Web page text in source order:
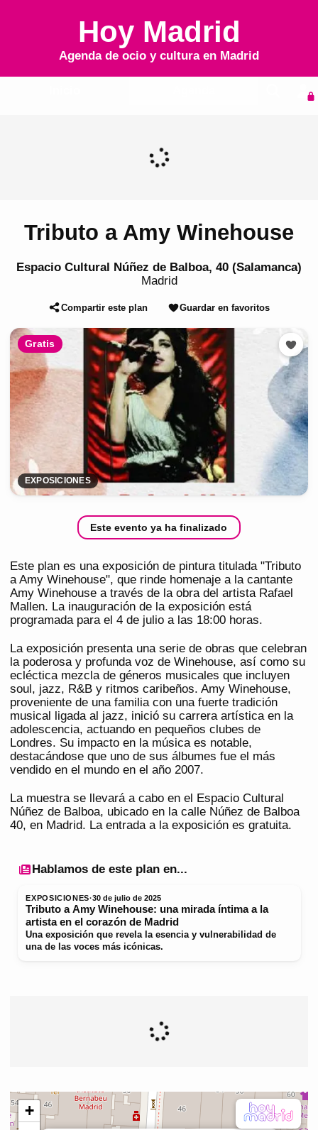
Hoy Madrid
Agenda de ocio y cultura en Madrid
Tributo a Amy Winehouse
Espacio Cultural Núñez de Balboa, 40 (Salamanca)
Madrid
Compartir este plan Guardar en favoritos
Gratis
EXPOSICIONES
Este evento ya ha finalizado
Este plan es una exposición de pintura titulada "Tributo
a Amy Winehouse", que rinde homenaje a la cantante
Amy Winehouse a través de la obra del artista Rafael
Mallen. La inauguración de la exposición está
programada para el 4 de julio a las 18:00 horas.
La exposición presenta una serie de obras que celebran
la poderosa y profunda voz de Winehouse, así como su
ecléctica mezcla de géneros musicales que incluyen
soul, jazz, R&B y ritmos caribeños. Amy Winehouse,
proveniente de una familia con una fuerte tradición
musical ligada al jazz, inició su carrera artística en la
adolescencia, actuando en pequeños clubes de
Londres. Su impacto en la música es notable,
destacándose que uno de sus álbumes fue el más
vendido en el mundo en el año 2007.
La muestra se llevará a cabo en el Espacio Cultural
Núñez de Balboa, ubicado en la calle Núñez de Balboa
40, en Madrid. La entrada a la exposición es gratuita.
Hablamos de este plan en...
EXPOSICIONES·30 de julio de 2025
Tributo a Amy Winehouse: una mirada íntima a la
artista en el corazón de Madrid
Una exposición que revela la esencia y vulnerabilidad de
una de las voces más icónicas.